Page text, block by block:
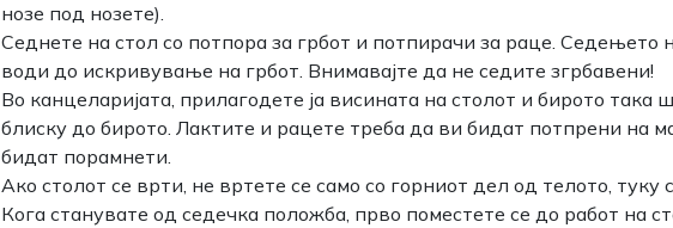
нозе под нозете).
Седнете на стол со потпора за грбот и потпирачи за раце. Седењето
води до искривување на грбот. Внимавајте да не седите згрбавени!
Во канцеларијата, прилагодете ја висината на столот и бирото така
блиску до бирото. Лактите и рацете треба да ви бидат потпрени на
бидат порамнети.
Ако столот се врти, не вртете се само со горниот дел од телото, туку
Кога станувате од седечка положба, прво поместете се до работ на